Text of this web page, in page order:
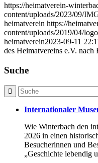
https://heimatverein-
content/uploads/2023/09/
heimatverein https://
content/uploads/2019/04/
heimatverein2023-09-11
des Heimatvereins e.V. nach
Suche
Internationaler
Wie Winterbach den
2026 in einen
Besucherinnen und
„Geschichte lebendig